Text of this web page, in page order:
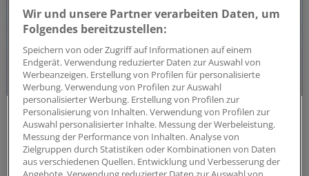
Forschungs-Update
Neue Antibiotika-Studie entschlüsselt
besonderen Wirkmechanismus
Für die Langzeitprophylaxe von Harnwegsinfektionen
Wir und unsere Partner verarbeiten Daten, um
Folgendes bereitzustellen:
Speichern von oder Zugriff auf Informationen auf einem
Endgerät. Verwendung reduzierter Daten zur Auswahl von
Werbeanzeigen. Erstellung von Profilen für personalisierte
Werbung. Verwendung von Profilen zur Auswahl
personalisierter Werbung. Erstellung von Profilen zur
Personalisierung von Inhalten. Verwendung von Profilen zur
Auswahl personalisierter Inhalte. Messung der Werbeleistung.
Messung der Performance von Inhalten. Analyse von
Zielgruppen durch Statistiken oder Kombinationen von Daten
aus verschiedenen Quellen. Entwicklung und Verbesserung der